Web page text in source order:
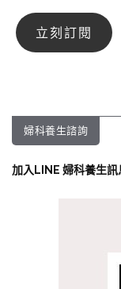
婦科養生諮詢
加入LINE 婦科養生